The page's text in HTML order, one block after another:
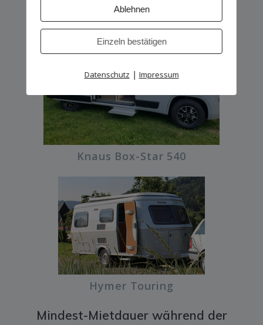
Knaus Box-Star 540
Hymer Touring
Mindest-Mietdauer während der
Ablehnen
Einzeln bestätigen
Datenschutz | Impressum